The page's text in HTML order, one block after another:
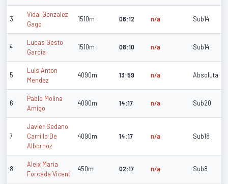
3
Vidal Gonzalez
Gago
1510m 06:12 n/a Sub14
4
Lucas Gesto
Garcia
1510m 08:10 n/a Sub14
5
Luis Anton
Mendez
4090m 13:59 n/a Absoluta
6
Pablo Molina
Amigo
4090m 14:17 n/a Sub20
7
Javier Sedano
Carrillo De
Albornoz
4090m 14:17 n/a Sub18
8
Aleix Maria
Forcada Vicent
450m 02:17 n/a Sub8